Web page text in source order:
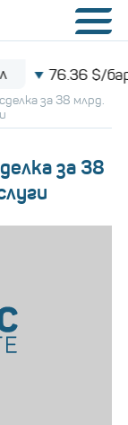
$/барел
за 38 млрд.
за 38